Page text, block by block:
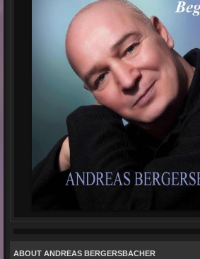
ABOUT ANDREAS BERGERSBACHER